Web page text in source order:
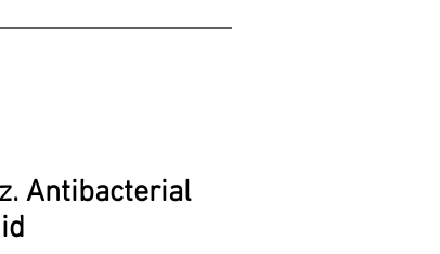
Antibacterial